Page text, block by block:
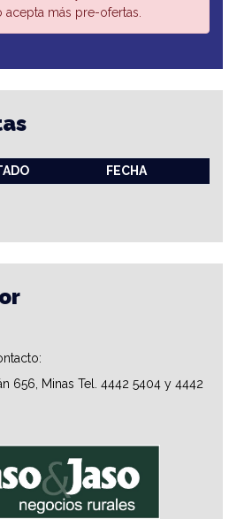
acepta más pre-ofertas.
FECHA
656, Minas Tel. 4442 5404 y 4442